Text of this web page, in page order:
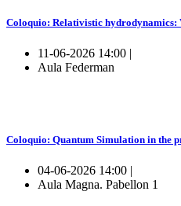
Coloquio: Relativistic hydrodynamics:
11-06-2026 14:00 |
Aula Federman
Coloquio: Quantum Simulation in the
04-06-2026 14:00 |
Aula Magna. Pabellon 1